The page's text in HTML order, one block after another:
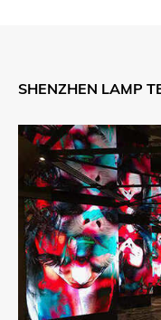
SHENZHEN LAMP